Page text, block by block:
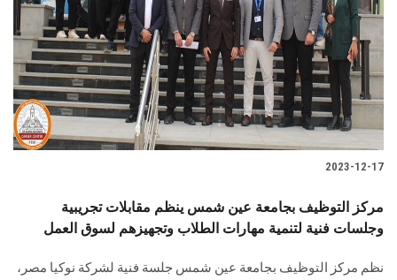
2023-12-17
مركز التوظيف بجامعة عين شمس ينظم مقابلات تجريبية
وجلسات فنية لتنمية مهارات الطلاب وتجهيزهم لسوق العمل
نظم مركز التوظيف بجامعة عين شمس جلسة فنية لشركة نوكيا مصر،